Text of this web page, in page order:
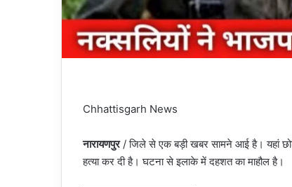
Chhattisgarh News
नारायणपुर/ जिले से एक बड़ी खबर सामने आई है। यहां
हत्या कर दी है। घटना से इलाके में दहशत का माहौल है।